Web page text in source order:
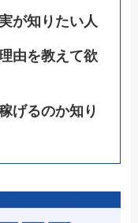
が知りたい人
由を教えて欲
げるのか知り